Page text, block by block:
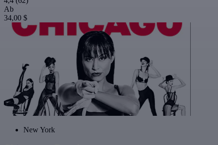
Ab
34,00 $
New York